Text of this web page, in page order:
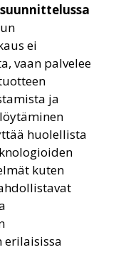
ei
vaan palvelee
ja
huolellista
kuten
erilaisissa